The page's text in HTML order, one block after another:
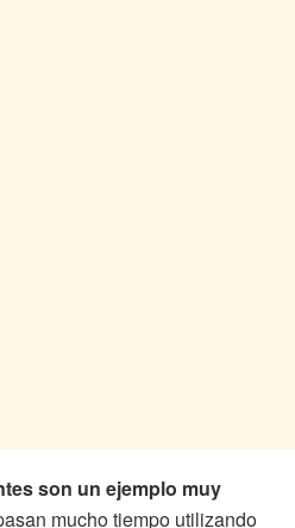
son un ejemplo muy
mucho tiempo utilizando